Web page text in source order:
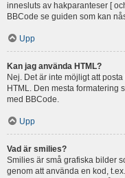
innesluts av hakparanteser [
BBCode se guiden som kan
Upp
Kan jag använda HTML?
Nej. Det är inte möjligt att
HTML. Den mesta formatering
med BBCode.
Upp
Vad är smilies?
Smilies är små grafiska bilder
genom att använda en kod,